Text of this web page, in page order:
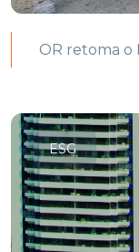
OR retoma o
ESG